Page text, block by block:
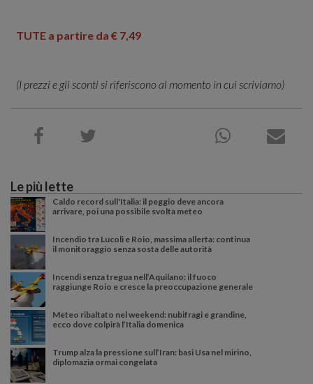
Le più lette
Caldo record sull'Italia: il peggio deve ancora
arrivare, poi una possibile svolta meteo
Incendio tra Lucoli e Roio, massima allerta: continua
il monitoraggio senza sosta delle autorità
Incendi senza tregua nell’Aquilano: il fuoco
raggiunge Roio e cresce la preoccupazione generale
Meteo ribaltato nel weekend: nubifragi e grandine,
ecco dove colpirà l’Italia domenica
Trump alza la pressione sull’Iran: basi Usa nel mirino,
diplomazia ormai congelata